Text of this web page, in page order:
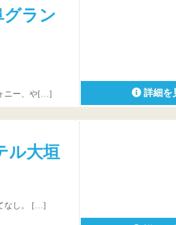
ラン
ニー、や[…] 詳細を
ル大垣
なし。 […]